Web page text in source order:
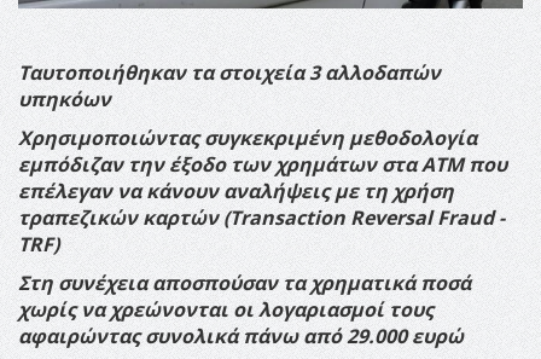
Ταυτοποιήθηκαν τα στοιχεία 3 αλλοδαπών
υπηκόων
Χρησιμοποιώντας συγκεκριμένη μεθοδολογία
εμπόδιζαν την έξοδο των χρημάτων στα ΑΤΜ που
επέλεγαν να κάνουν αναλήψεις με τη χρήση
τραπεζικών καρτών (Transaction Reversal Fraud-
TRF)
Στη συνέχεια αποσπούσαν τα χρηματικά ποσά
χωρίς να χρεώνονται οι λογαριασμοί τους
αφαιρώντας συνολικά πάνω από 29.000 ευρώ